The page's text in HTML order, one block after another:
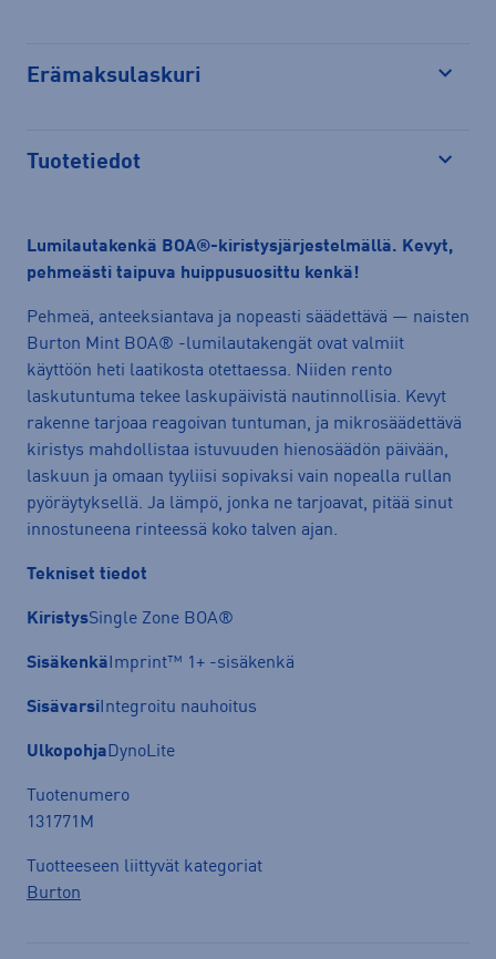
Erämaksulaskuri
Tuotetiedot
Lumilautakenkä BOA®-kiristysjärjestelmällä. Kevyt,
pehmeästi taipuva huippusuosittu kenkä!
Pehmeä, anteeksiantava ja nopeasti säädettävä — naisten
Burton Mint BOA® -lumilautakengät ovat valmiit
käyttöön heti laatikosta otettaessa. Niiden rento
laskutuntuma tekee laskupäivistä nautinnollisia. Kevyt
rakenne tarjoaa reagoivan tuntuman, ja mikrosäädettävä
kiristys mahdollistaa istuvuuden hienosäädön päivään,
laskuun ja omaan tyyliisi sopivaksi vain nopealla rullan
pyöräytyksellä. Ja lämpö, jonka ne tarjoavat, pitää sinut
innostuneena rinteessä koko talven ajan.
Tekniset tiedot
KiristysSingle Zone BOA®
Sisäkenkä Imprint™ 1+ -sisäkenkä
Sisävarsi Integroitu nauhoitus
Ulkopohja DynoLite
Tuotenumero
131771M
Tuotteeseen liittyvät kategoriat
Burton